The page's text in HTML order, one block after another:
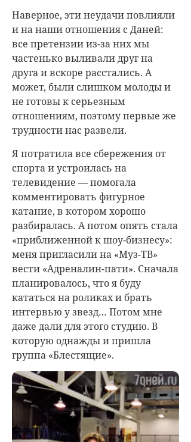
Наверное, эти неудачи повлияли
и на наши отношения с Даней:
все претензии из-за них мы
частенько выливали друг на
друга и вскоре расстались. А
может, были слишком молоды и
не готовы к серьезным
отношениям, поэтому первые же
трудности нас развели.
Я потратила все сбережения от
спорта и устроилась на
телевидение — помогала
комментировать фигурное
катание, в котором хорошо
разбиралась. А потом опять стала
«приближенной к шоу-бизнесу»:
меня пригласили на «Муз-ТВ»
вести «Адреналин-пати». Сначала
планировалось, что я буду
кататься на роликах и брать
интервью у звезд… Потом мне
даже дали для этого студию. В
которую однажды и пришла
группа «Блестящие».